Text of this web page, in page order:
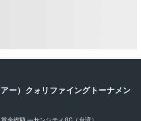
ー）クォリファイングトーナメン